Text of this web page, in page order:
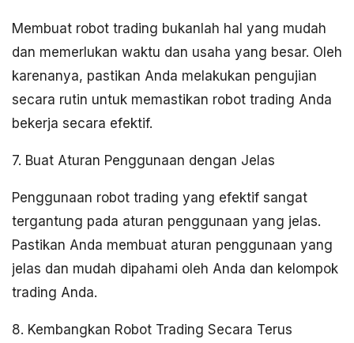
Membuat robot trading bukanlah hal yang mudah
dan memerlukan waktu dan usaha yang besar. Oleh
karenanya, pastikan Anda melakukan pengujian
secara rutin untuk memastikan robot trading Anda
bekerja secara efektif.
7. Buat Aturan Penggunaan dengan Jelas
Penggunaan robot trading yang efektif sangat
tergantung pada aturan penggunaan yang jelas.
Pastikan Anda membuat aturan penggunaan yang
jelas dan mudah dipahami oleh Anda dan kelompok
trading Anda.
8. Kembangkan Robot Trading Secara Terus